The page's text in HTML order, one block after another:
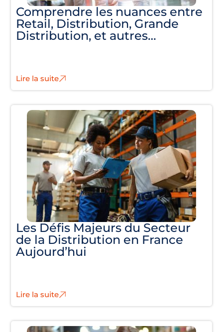
Comprendre les nuances entre
Retail, Distribution, Grande
Distribution, et autres…
Lire la suite
Les Défis Majeurs du Secteur
de la Distribution en France
Aujourd’hui
Lire la suite